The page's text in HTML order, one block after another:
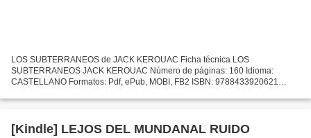
LOS SUBTERRANEOS de JACK KEROUAC Ficha técnica LOS
SUBTERRANEOS JACK KEROUAC Número de páginas: 160 Idioma:
CASTELLANO Formatos: Pdf, ePub, MOBI, FB2 ISBN: 9788433920621
Amazon descarga gratuita...
[Kindle] LEJOS DEL MUNDANAL RUIDO